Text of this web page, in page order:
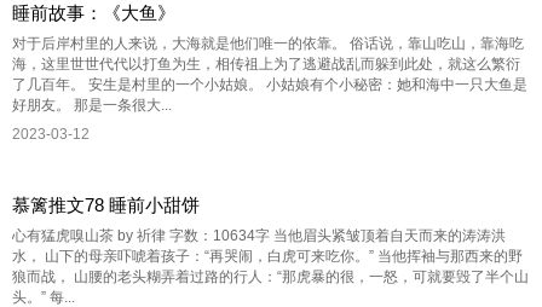
睡前故事：《大鱼》
对于后岸村里的人来说，大海就是他们唯一的依靠。 俗话说，靠山吃山，靠海吃
海，这里世世代代以打鱼为生，相传祖上为了逃避战乱而躲到此处，就这么繁衍
了几百年。 安生是村里的一个小姑娘。 小姑娘有个小秘密：她和海中一只大鱼是
好朋友。 那是一条很大...
2023-03-12
慕篱推文78 睡前小甜饼
心有猛虎嗅山茶 by 祈律 字数：10634字 当他眉头紧皱顶着自天而来的涛涛洪
水， 山下的母亲吓唬着孩子：“再哭闹，白虎可来吃你。” 当他挥袖与那西来的野
狼而战， 山腰的老头糊弄着过路的行人：“那虎暴的很，一怒，可就要毁了半个山
头。” 每...